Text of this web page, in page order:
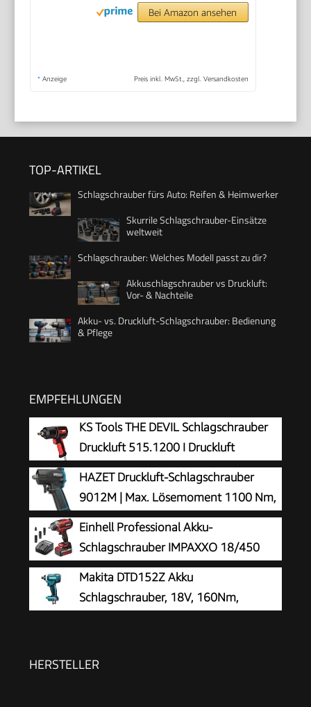
Bei Amazon ansehen
* Anzeige Preis inkl. MwSt., zzgl. Versandkosten
TOP-ARTIKEL
Schlagschrauber fürs Auto: Reifen & Heimwerker
Skurrile Schlagschrauber-Einsätze
weltweit
Schlagschrauber: Welches Modell passt zu dir?
Akkuschlagschrauber vs Druckluft:
Vor- & Nachteile
Akku- vs. Druckluft-Schlagschrauber: Bedienung
& Pflege
EMPFEHLUNGEN
KS Tools THE DEVIL Schlagschrauber
Druckluft 515.1200 I Druckluft
Schlagschrauber mit praktischem
Umschalthebel L/R I Hochleistungs-Doppel-
Hammer-Schlagwerk
HAZET Druckluft-Schlagschrauber
9012M | Max. Lösemoment 1100 Nm,
Vierkant 12,5 mm (1/2 Zoll) |
vibrationsarm - Werkzeug zum Anziehen und
Lösen von Schrauben
Einhell Professional Akku-
Schlagschrauber IMPAXXO 18/450
(1x4,0Ah)
Makita DTD152Z Akku
Schlagschrauber, 18V, 160Nm,
HERSTELLER